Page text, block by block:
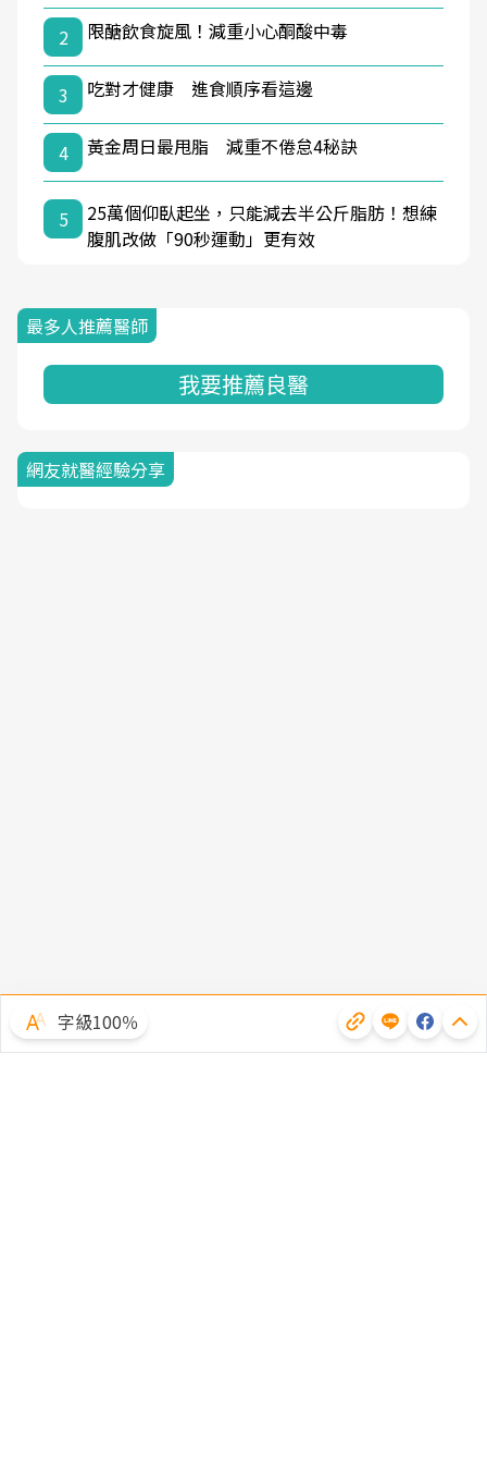
2
限醣飲食旋風！減重小心酮酸中毒
3 吃對才健康 進食順序看這邊
4 黃金周日最甩脂 減重不倦怠4秘訣
5
25萬個仰臥起坐，只能減去半公斤脂肪！想練
腹肌改做「90秒運動」更有效
最多人推薦醫師
我要推薦良醫
網友就醫經驗分享
字級100％